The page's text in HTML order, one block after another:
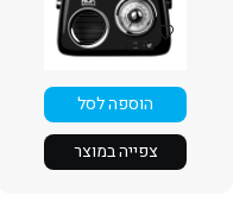
הוספה לסל
צפייה במוצר